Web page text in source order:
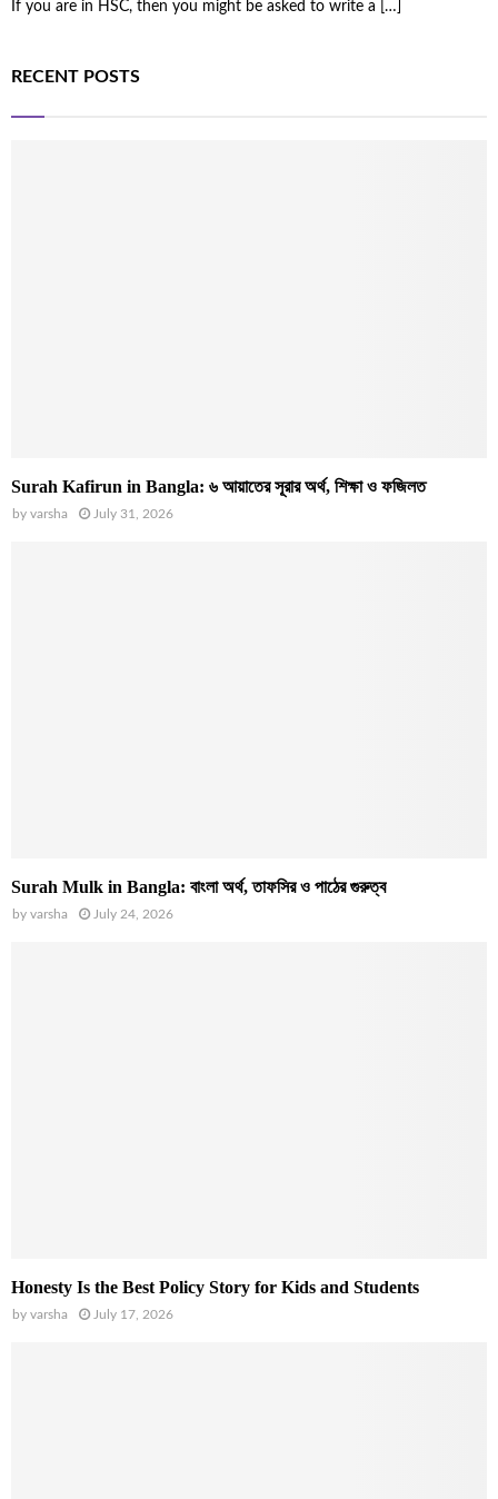
If you are in HSC, then you might be asked to write a […]
RECENT POSTS
Surah Kafirun in Bangla: ৬ আয়াতের সূরার অর্থ, শিক্ষা ও ফজিলত
by varsha July 31, 2026
Surah Mulk in Bangla: বাংলা অর্থ, তাফসির ও পাঠের গুরুত্ব
by varsha July 24, 2026
Honesty Is the Best Policy Story for Kids and Students
by varsha July 17, 2026